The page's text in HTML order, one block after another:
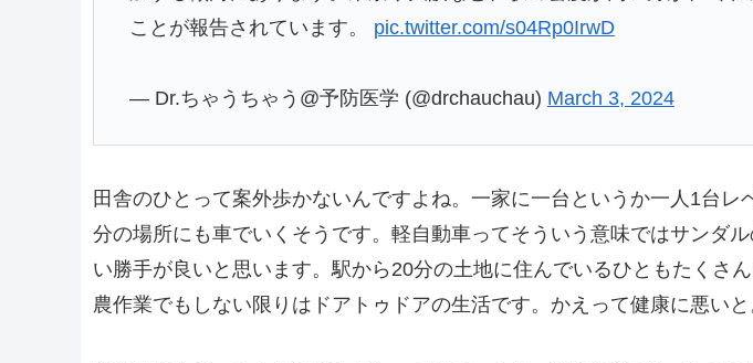
ことが報告されています。 pic.twitter.com/s04Rp0IrwD
— Dr.ちゃうちゃう@予防医学 (@drchauchau) March 3, 2024
田舎のひとって案外歩かないんですよね。一家に一台というか一人1台レ
分の場所にも車でいくそうです。軽自動車ってそういう意味ではサンダ
い勝手が良いと思います。駅から20分の土地に住んでいるひともたくさ
農作業でもしない限りはドアトゥドアの生活です。かえって健康に悪いと